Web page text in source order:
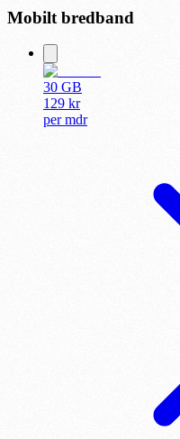
Mobilt bredband
30 GB
129 kr
permdr